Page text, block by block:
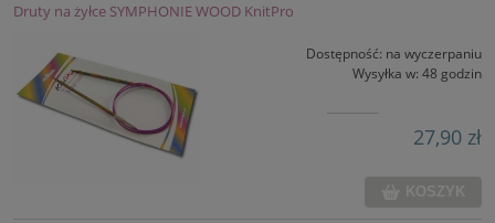
Druty na żyłce SYMPHONIE WOOD KnitPro
Dostępność: na wyczerpaniu
Wysyłka w: 48 godzin
27,90 zł
KOSZYK